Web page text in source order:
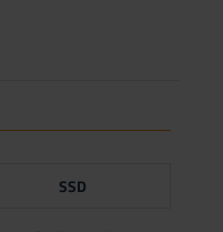
SSD